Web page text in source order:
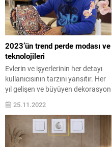
2023’ün trend perde modası ve
teknolojileri
Evlerin ve işyerlerinin her detayı
kullanıcısının tarzını yansıtır. Her
yıl gelişen ve büyüyen dekorasyon
fikirleri evlerde ve işyerlerinde yeni
bir çığır açıyor. Dekorasyonun
olmazsa olmazı perdeler şimdi
akıllandı! Decorhouse Perde, akıllı
perde sistemleri, perde teknolojisi
25.11.2022